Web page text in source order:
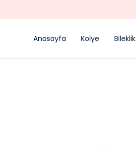
Anasayfa Kolye Bileklik